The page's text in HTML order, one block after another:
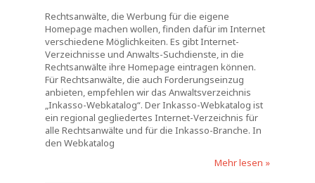
Rechtsanwälte, die Werbung für die eigene
Homepage machen wollen, finden dafür im Internet
verschiedene Möglichkeiten. Es gibt Internet-
Verzeichnisse und Anwalts-Suchdienste, in die
Rechtsanwälte ihre Homepage eintragen können.
Für Rechtsanwälte, die auch Forderungseinzug
anbieten, empfehlen wir das Anwaltsverzeichnis
„Inkasso-Webkatalog“. Der Inkasso-Webkatalog ist
ein regional gegliedertes Internet-Verzeichnis für
alle Rechtsanwälte und für die Inkasso-Branche. In
den Webkatalog
Mehr lesen »